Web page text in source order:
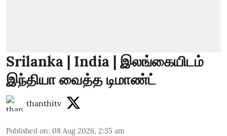
Srilanka | India | இலங்கையிடம்
இந்தியா வைத்த டிமாண்ட்
thanthitv
Published on: 08 Aug 2026, 2:35 am